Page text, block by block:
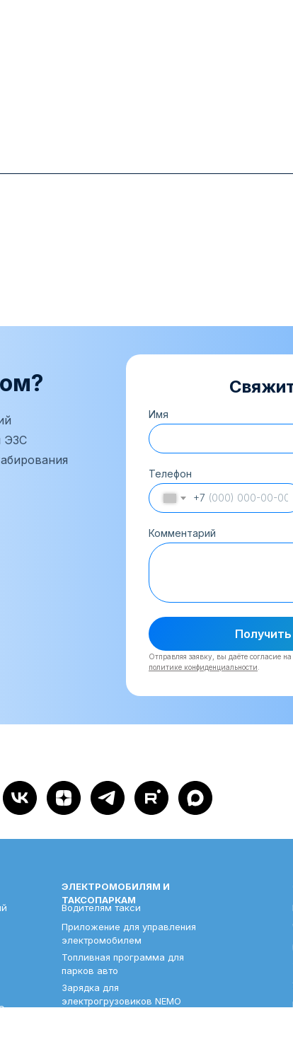
ЭЗС
Имя
Телефон
+7
Комментарий
Отправляя заявку, вы даёте согласие
политике конфиденциальности
Приложение для управления
электромобилем
Водителям такси
Топливная программа для
парков авто
Зарядка для
электрогрузовиков NEMO
ЭЛЕКТРОМОБИЛЯМ И
ТАКСОПАРКАМ